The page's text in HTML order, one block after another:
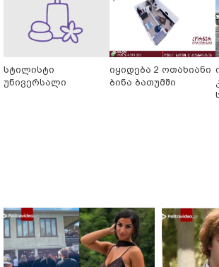
სტილისტი
უნივერსალი
იყიდება 2 ოთახიანი
ბინა ბათუმში